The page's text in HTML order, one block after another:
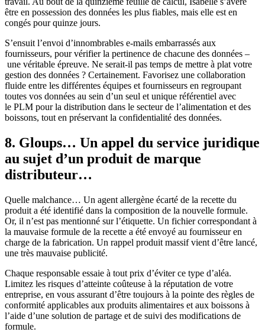
être en possession des données les plus fiables, mais elle est en
congés pour quinze jours.
S’ensuit l’envoi d’innombrables e-mails embarrassés aux
fournisseurs, pour vérifier la pertinence de chacune des données –
une véritable épreuve. Ne serait-il pas temps de mettre à plat votre
gestion des données ? Certainement. Favorisez une collaboration
fluide entre les différentes équipes et fournisseurs en regroupant
toutes vos données au sein d’un seul et unique référentiel avec
le PLM pour la distribution dans le secteur de l’alimentation et des
boissons, tout en préservant la confidentialité des données.
8. Gloups… Un appel du service juridique
au sujet d’un produit de marque
distributeur…
Quelle malchance… Un agent allergène écarté de la recette du
produit a été identifié dans la composition de la nouvelle formule.
Or, il n’est pas mentionné sur l’étiquette. Un fichier correspondant à
la mauvaise formule de la recette a été envoyé au fournisseur en
charge de la fabrication. Un rappel produit massif vient d’être lancé,
une très mauvaise publicité.
Chaque responsable essaie à tout prix d’éviter ce type d’aléa.
Limitez les risques d’atteinte coûteuse à la réputation de votre
entreprise, en vous assurant d’être toujours à la pointe des règles de
conformité applicables aux produits alimentaires et aux boissons à
l’aide d’une solution de partage et de suivi des modifications de
formule.